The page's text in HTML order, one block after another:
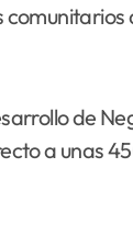
de
a unas